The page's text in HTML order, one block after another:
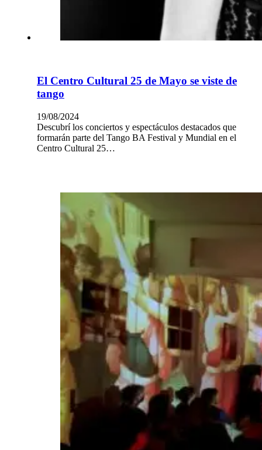
El Centro Cultural 25 de Mayo se viste de
tango
19/08/2024
Descubrí los conciertos y espectáculos destacados que
formarán parte del Tango BA Festival y Mundial en el
Centro Cultural 25…